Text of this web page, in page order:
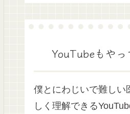
YouTubeもやっ
僕とにわじいで難しい
しく理解できる